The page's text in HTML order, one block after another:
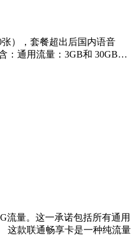
），套餐超出后国内语音
：通用流量：3GB和 30GB…
流量。这一承诺包括所有通用
这款联通畅享卡是一种纯流量